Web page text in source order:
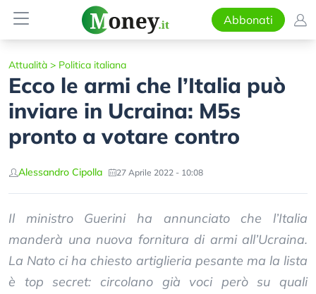
Abbonati
Attualità > Politica italiana
Ecco le armi che l’Italia può
inviare in Ucraina: M5s
pronto a votare contro
Alessandro Cipolla 27 Aprile 2022 - 10:08
Il ministro Guerini ha annunciato che l’Italia
manderà una nuova fornitura di armi all’Ucraina.
La Nato ci ha chiesto artiglieria pesante ma la lista
è top secret: circolano già voci però su quali